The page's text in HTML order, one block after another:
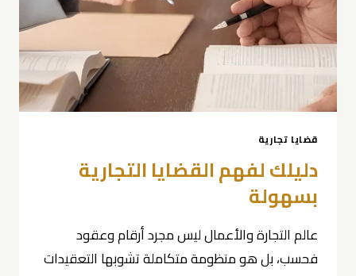
قضايا تجارية
دليلك لفهم القضايا التجارية
بسهولة
عالم التجارة والأعمال ليس مجرد أرقام وعقود
فحسب، بل هو منظومة متكاملة تشوبها التعقيدات